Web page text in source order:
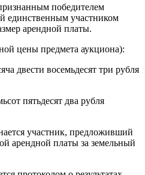
победителем
единственным участником
арендной платы.
цены предмета аукциона):
двести восемьдесят три рубля
пятьдесят два рубля
участник, предложивший
арендной платы за земельный